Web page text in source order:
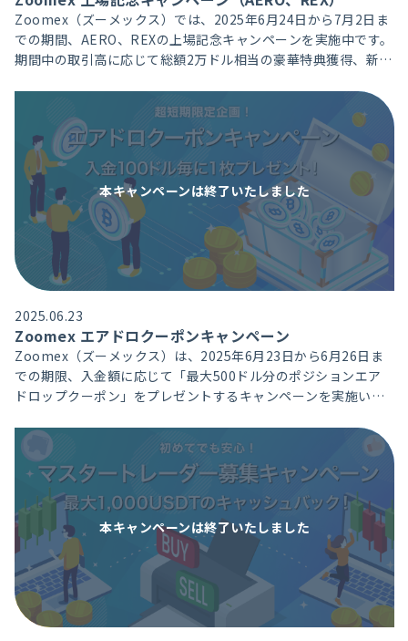
Zoomex（ズーメックス）では、2025年6月24日から7月2日ま
での期間、AERO、REXの上場記念キャンペーンを実施中です。
期間中の取引高に応じて総額2万ドル相当の豪華特典獲得、新規
本キャンペーンは終了いたしました
2025.06.23
Zoomex エアドロクーポンキャンペーン
Zoomex（ズーメックス）は、2025年6月23日から6月26日ま
での期限、入金額に応じて「最大500ドル分のポジションエア
ドロップクーポン」をプレゼントするキャンペーンを実施いた
が可能です。
本キャンペーンは終了いたしました